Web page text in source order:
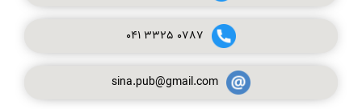
041 3325 0787
sina.pub@gmail.com